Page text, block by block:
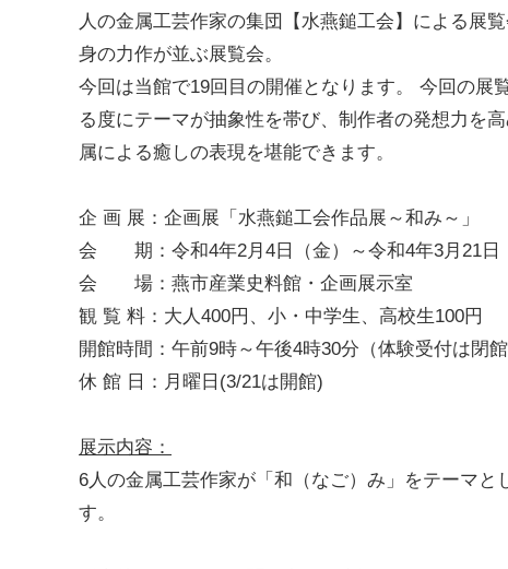
人の金属工芸作家の集団【水燕鎚工会】による展
身の力作が並ぶ展覧会。
今回は当館で19回目の開催となります。 今回の展
る度にテーマが抽象性を帯び、制作者の発想力を
属による癒しの表現を堪能できます。
企 画 展：企画展「水燕鎚工会作品展～和み～」
会 期：令和4年2月4日（金）～令和4年3月21日
会 場：燕市産業史料館・企画展示室
観 覧 料：大人400円、小・中学生、高校生100円
開館時間：午前9時～午後4時30分（体験受付は閉館
休 館 日：月曜日(3/21は開館)
展示内容：
6人の金属工芸作家が「和（なご）み」をテーマと
す。